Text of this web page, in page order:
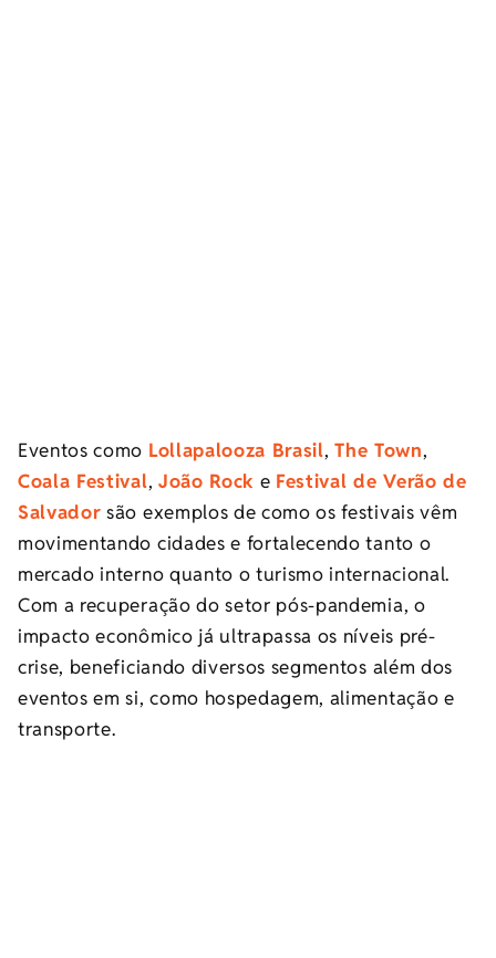
Eventos como Lollapalooza Brasil,The Town,
Coala Festival, João Rock e Festival de Verão de
Salvador são exemplos de como os festivais vêm
movimentando cidades e fortalecendo tanto o
mercado interno quanto o turismo internacional.
Com a recuperação do setor pós-pandemia, o
impacto econômico já ultrapassa os níveis pré-
crise, beneficiando diversos segmentos além dos
eventos em si, como hospedagem, alimentação e
transporte.